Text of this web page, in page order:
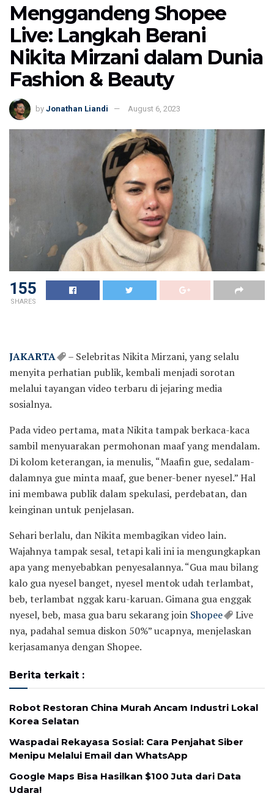
Menggandeng Shopee
Live: Langkah Berani
Nikita Mirzani dalam Dunia
Fashion & Beauty
by Jonathan Liandi August 6, 2023
155
SHARES
JAKARTA
– Selebritas Nikita Mirzani, yang selalu
menyita perhatian publik, kembali menjadi sorotan
melalui tayangan video terbaru di jejaring media
sosialnya.
Pada video pertama, mata Nikita tampak berkaca-kaca
sambil menyuarakan permohonan maaf yang mendalam.
Di kolom keterangan, ia menulis, “Maafin gue, sedalam-
dalamnya gue minta maaf, gue bener-bener nyesel.” Hal
ini membawa publik dalam spekulasi, perdebatan, dan
keinginan untuk penjelasan.
Sehari berlalu, dan Nikita membagikan video lain.
Wajahnya tampak sesal, tetapi kali ini ia mengungkapkan
apa yang menyebabkan penyesalannya. “Gua mau bilang
kalo gua nyesel banget, nyesel mentok udah terlambat,
beb, terlambat nggak karu-karuan. Gimana gua enggak
nyesel, beb, masa gua baru sekarang join Shopee
Live
nya, padahal semua diskon 50%” ucapnya, menjelaskan
kerjasamanya dengan Shopee.
Berita terkait :
Robot Restoran China Murah Ancam Industri Lokal
Korea Selatan
Waspadai Rekayasa Sosial: Cara Penjahat Siber
Menipu Melalui Email dan WhatsApp
Google Maps Bisa Hasilkan $100 Juta dari Data
Udara!